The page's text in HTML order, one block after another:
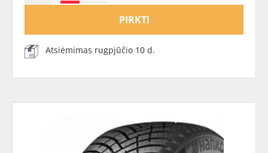
PIRKTI
Atsiėmimas rugpjūčio 10 d.